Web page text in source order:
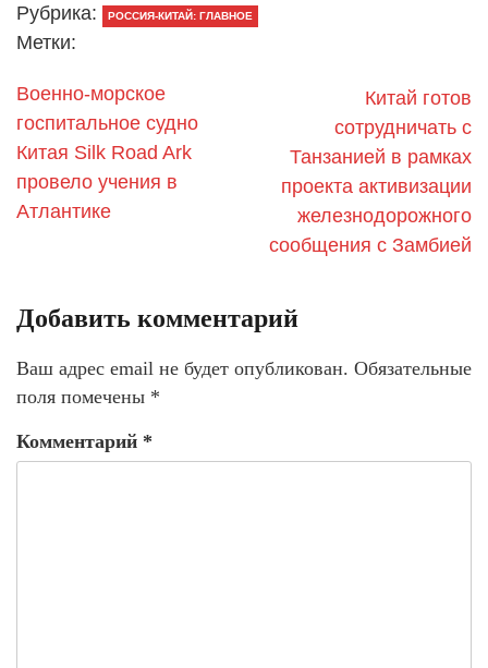
Рубрика: РОССИЯ-КИТАЙ: ГЛАВНОЕ
Метки:
Военно-морское
госпитальное судно
Китая Silk Road Ark
провело учения в
Атлантике
Китай готов
сотрудничать с
Танзанией в рамках
проекта активизации
железнодорожного
сообщения с Замбией
Добавить комментарий
Ваш адрес email не будет опубликован. Обязательные
поля помечены *
Комментарий *